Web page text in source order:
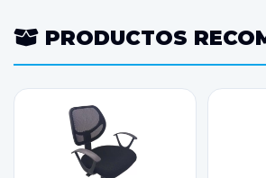
PRODUCTOS